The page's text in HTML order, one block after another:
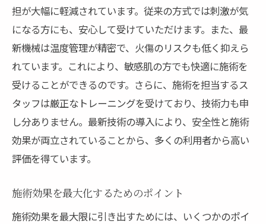
担が大幅に軽減されています。従来の方式では刺激が気
になる方にも、安心して受けていただけます。また、最
新機械は温度管理が精密で、火傷のリスクも低く抑えら
れています。これにより、敏感肌の方でも快適に施術を
受けることができるのです。さらに、施術を担当するス
タッフは厳正なトレーニングを受けており、技術力も申
し分ありません。最新技術の導入により、安全性と施術
効果が両立されていることから、多くの利用者から高い
評価を得ています。
施術効果を最大化するためのポイント
施術効果を最大限に引き出すためには、いくつかのポイ